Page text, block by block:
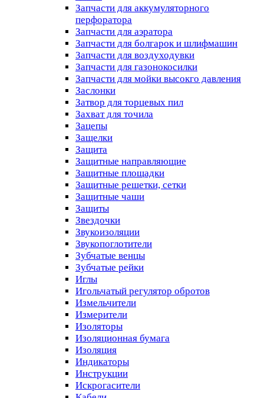
Запчасти для аккумуляторного
перфоратора
Запчасти для аэратора
Запчасти для болгарок и шлифмашин
Запчасти для воздуходувки
Запчасти для газонокосилки
Запчасти для мойки высокго давления
Заслонки
Затвор для торцевых пил
Захват для точила
Зацепы
Защелки
Защита
Защитные направляющие
Защитные площадки
Защитные решетки, сетки
Защитные чаши
Защиты
Звездочки
Звукоизоляции
Звукопоглотители
Зубчатые венцы
Зубчатые рейки
Иглы
Игольчатый регулятор обротов
Измельчители
Измерители
Изоляторы
Изоляционная бумага
Изоляция
Индикаторы
Инструкции
Искрогасители